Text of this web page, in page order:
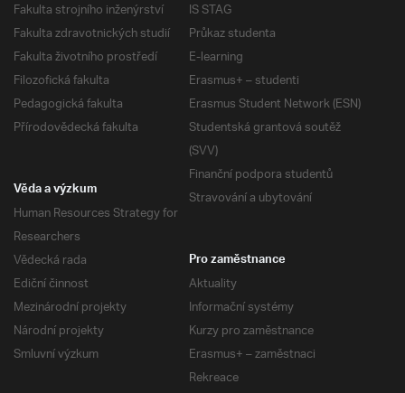
Fakulta strojního inženýrství
Fakulta zdravotnických studií
Fakulta životního prostředí
Filozofická fakulta
Pedagogická fakulta
Přírodovědecká fakulta
IS STAG
Průkaz studenta
E-learning
Erasmus+ – studenti
Erasmus Student Network (ESN)
Studentská grantová soutěž
(SVV)
Finanční podpora studentů
Stravování a ubytování
Věda a výzkum
Human Resources Strategy for
Researchers
Vědecká rada
Ediční činnost
Mezinárodní projekty
Národní projekty
Smluvní výzkum
Pro zaměstnance
Aktuality
Informační systémy
Kurzy pro zaměstnance
Erasmus+ – zaměstnaci
Rekreace